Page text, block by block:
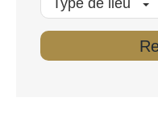
Type de lieu